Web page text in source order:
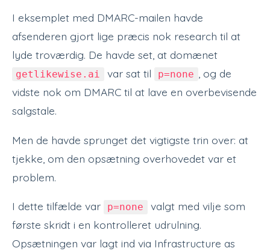
I eksemplet med DMARC-mailen havde
afsenderen gjort lige præcis nok research til at
lyde troværdig. De havde set, at domænet
getlikewise.ai var sat til p=none
, og de
vidste nok om DMARC til at lave en overbevisende
salgstale.
Men de havde sprunget det vigtigste trin over: at
tjekke, om den opsætning overhovedet var et
problem.
I dette tilfælde var p=none
valgt med vilje som
første skridt i en kontrolleret udrulning.
Opsætningen var lagt ind via Infrastructure as